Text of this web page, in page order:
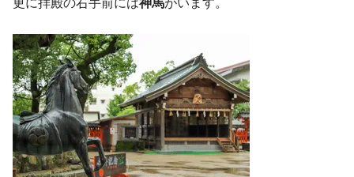
更に拝殿の右手前には神馬がいます。